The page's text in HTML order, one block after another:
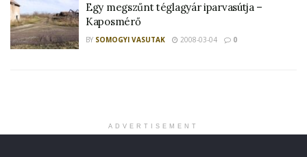
Egy megszűnt téglagyár iparvasútja –
Kaposmérő
BY SOMOGYI VASUTAK 2008-03-04 0
ADVERTISEMENT